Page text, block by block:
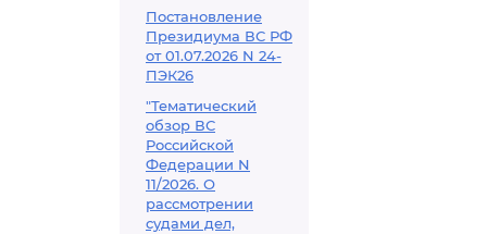
Постановление
Президиума ВС РФ
от 01.07.2026 N 24-
ПЭК26
"Тематический
обзор ВС
Российской
Федерации N
11/2026. О
рассмотрении
судами дел,